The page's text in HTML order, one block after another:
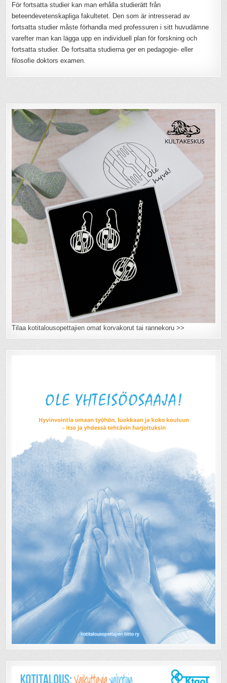
För fortsatta studier kan man erhålla studierätt från
beteendevetenskapliga fakultetet. Den som är intresserad av
fortsatta studier måste förhandla med professuren i sitt huvudämne
varefter man kan lägga upp en individuell plan för forskning och
fortsatta studier. De fortsatta studierna ger en pedagogie- eller
filosofie doktors examen.
Tilaa kotitalousopettajien omat korvakorut tai rannekoru >>